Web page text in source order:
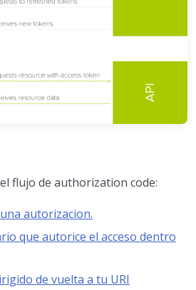
flujo de authorization code:
autorizacion.
que autorice el acceso dentro
de vuelta a tu URI